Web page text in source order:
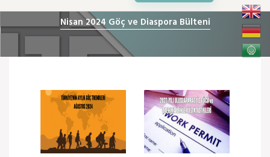
Nisan 2024 Göç ve Diaspora Bülteni